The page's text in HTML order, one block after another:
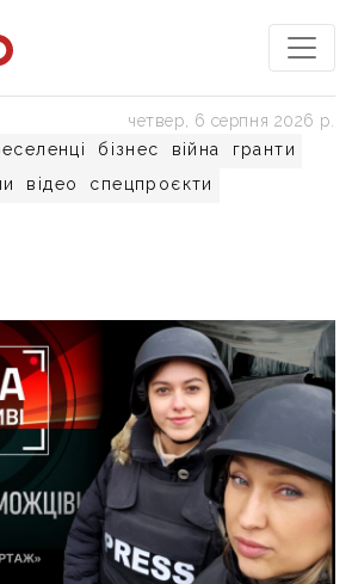
бізнес війна
гранти
відео спецпроєкти
четвер, 6 серпня 2026 р.